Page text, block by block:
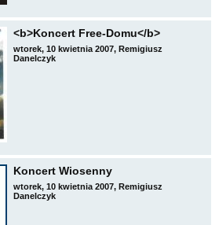
<b>Koncert Free-Domu</b>
wtorek, 10 kwietnia 2007, Remigiusz
Danelczyk
Koncert Wiosenny
wtorek, 10 kwietnia 2007, Remigiusz
Danelczyk